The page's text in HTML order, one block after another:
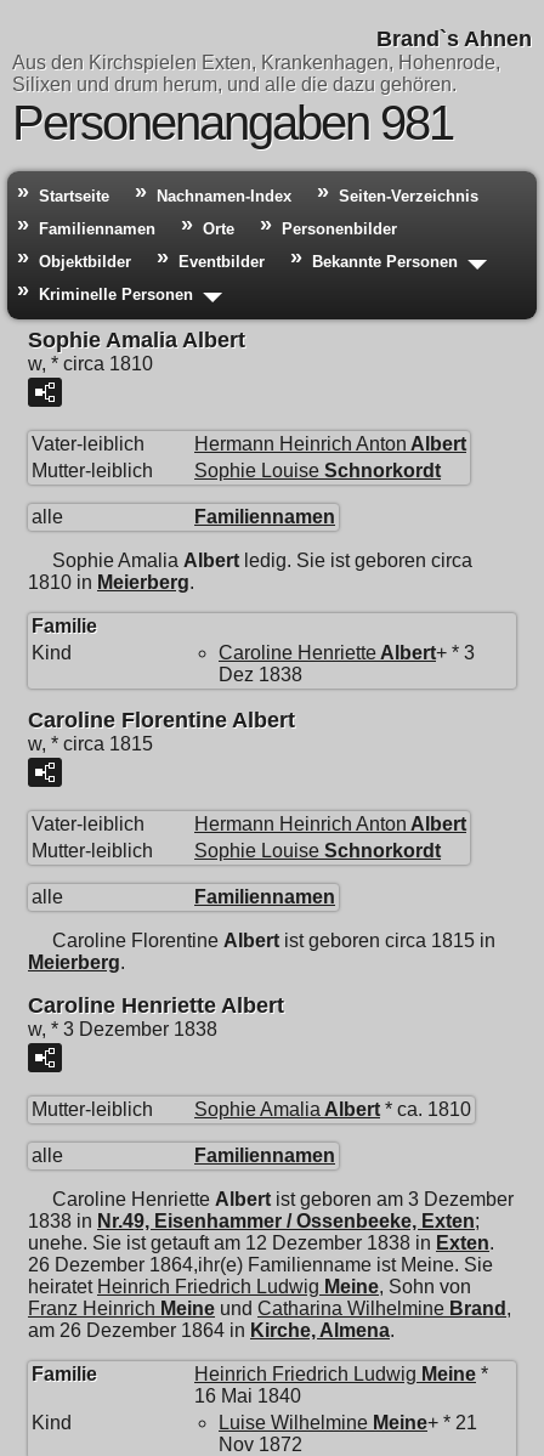
Brand`s Ahnen
Aus den Kirchspielen Exten, Krankenhagen, Hohenrode,
Silixen und drum herum, und alle die dazu gehören.
Personenangaben 981
Startseite Nachnamen-Index
Seiten-Verzeichnis
Familiennamen
Orte
Personenbilder
Objektbilder
Eventbilder
Bekannte Personen
Kriminelle Personen
Sophie Amalia Albert
w, * circa 1810
Vater-leiblich Hermann Heinrich Anton Albert
Mutter-leiblich
Sophie Louise Schnorkordt
alle Familiennamen
Sophie Amalia Albert ledig. Sie ist geboren circa
1810 in Meierberg.
Familie
Kind
Caroline Henriette Albert+ * 3
Dez 1838
Caroline Florentine Albert
w, * circa 1815
Vater-leiblich Hermann Heinrich Anton Albert
Mutter-leiblich
Sophie Louise Schnorkordt
alle Familiennamen
Caroline Florentine Albert ist geboren circa 1815 in
Meierberg.
Caroline Henriette Albert
w, * 3 Dezember 1838
Mutter-leiblich Sophie Amalia Albert * ca. 1810
alle Familiennamen
Caroline Henriette Albert ist geboren am 3 Dezember
1838 in Nr.49, Eisenhammer / Ossenbeeke, Exten;
unehe. Sie ist getauft am 12 Dezember 1838 in Exten.
26 Dezember 1864,ihr(e) Familienname ist Meine. Sie
heiratet Heinrich Friedrich Ludwig Meine, Sohn von
Franz Heinrich Meine und Catharina Wilhelmine Brand ,
am 26 Dezember 1864 in Kirche, Almena.
Familie Heinrich Friedrich Ludwig Meine *
16 Mai 1840
Kind
Luise Wilhelmine Meine+ * 21
Nov 1872